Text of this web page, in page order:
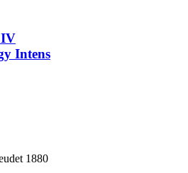
Intens
1880